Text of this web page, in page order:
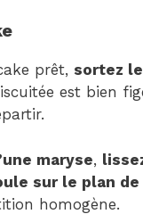
prêt, sortez
est bien
maryse,
sur le plan
homogène.